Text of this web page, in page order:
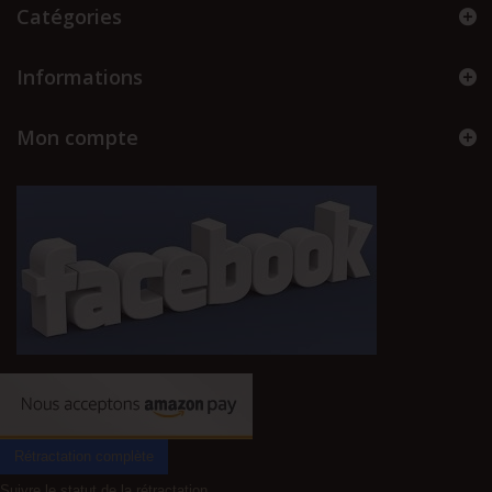
Catégories
Informations
Mon compte